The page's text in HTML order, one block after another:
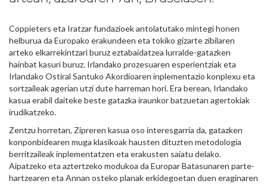
Coppieters eta Iratzar fundazioek antolatutako mintegi honen
helburua da Europako erakundeen eta tokiko gizarte zibilaren
arteko elkarrekintzari buruz eztabaidatzea lurralde-gatazken
hainbat kasuri buruz. Irlandako prozesuaren esperientziak eta
Irlandako Ostiral Santuko Akordioaren inplementazio konplexu eta
sortzaileak agerian utzi dute harreman hori. Era berean, Irlandako
kasua erabil daiteke beste gatazka iraunkor batzuetan agertokiak
irudikatzeko.
Zentzu horretan, Zipreren kasua oso interesgarria da, gatazken
konponbidearen muga klasikoak hausten dituzten metodologia
berritzaileak inplementatzen eta erakusten saiatu delako.
Aipatzeko eta aztertzeko modukoa da Europar Batasunaren parte-
hartzearen eta Annan osteko planak erkidegoetan duen eraginaren